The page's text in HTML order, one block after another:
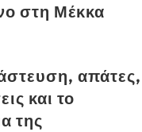
στη Μέκκα
απάτες,
και το
της